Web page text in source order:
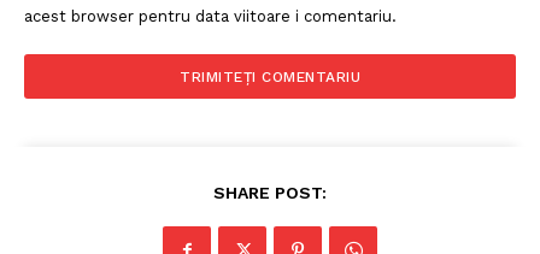
acest browser pentru data viitoare i comentariu.
SHARE POST: